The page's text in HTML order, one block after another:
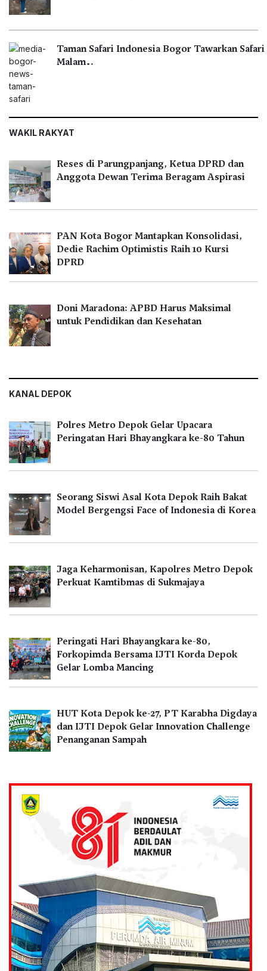
Taman Safari Indonesia Bogor Tawarkan Safari
Malam…
WAKIL RAKYAT
Reses di Parungpanjang, Ketua DPRD dan
Anggota Dewan Terima Beragam Aspirasi
PAN Kota Bogor Mantapkan Konsolidasi,
Dedie Rachim Optimistis Raih 10 Kursi
DPRD
Doni Maradona: APBD Harus Maksimal
untuk Pendidikan dan Kesehatan
KANAL DEPOK
Polres Metro Depok Gelar Upacara
Peringatan Hari Bhayangkara ke-80 Tahun
Seorang Siswi Asal Kota Depok Raih Bakat
Model Bergengsi Face of Indonesia di Korea
Jaga Keharmonisan, Kapolres Metro Depok
Perkuat Kamtibmas di Sukmajaya
Peringati Hari Bhayangkara ke-80,
Forkopimda Bersama IJTI Korda Depok
Gelar Lomba Mancing
HUT Kota Depok ke-27, PT Karabha Digdaya
dan IJTI Depok Gelar Innovation Challenge
Penanganan Sampah